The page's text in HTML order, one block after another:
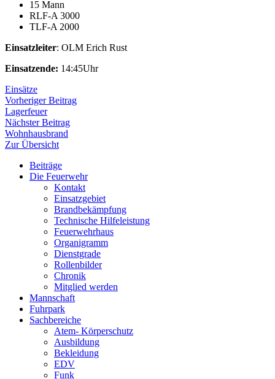
15 Mann
RLF-A 3000
TLF-A 2000
Einsatzleiter: OLM Erich Rust
Einsatzende: 14:45Uhr
Einsätze
Beitragsnavigation
Vorheriger BeitragVorheriger
Lagerfeuer
Nächster BeitragNächster
Wohnhausbrand
Zur Übersicht
Beiträge
Die Feuerwehr
Kontakt
Einsatzgebiet
Brandbekämpfung
Technische Hilfeleistung
Feuerwehrhaus
Organigramm
Dienstgrade
Rollenbilder
Chronik
Mitglied werden
Mannschaft
Fuhrpark
Sachbereiche
Atem- Körperschutz
Ausbildung
Bekleidung
EDV
Funk